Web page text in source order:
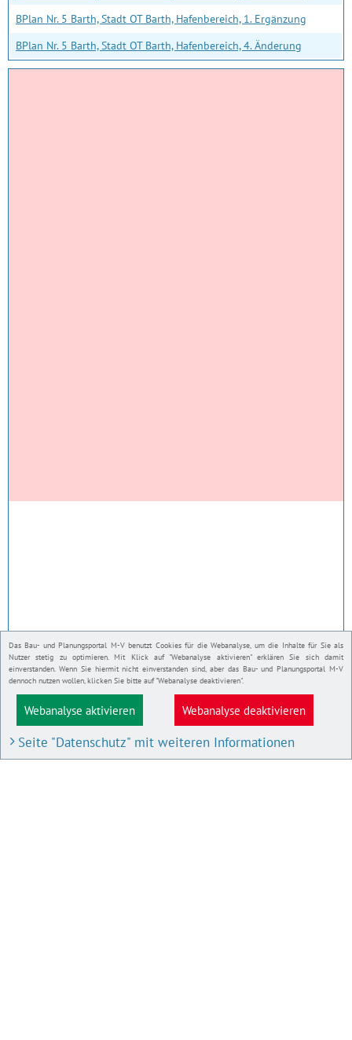
Das Bau- und Planungsportal M-V benutzt Cookies für die Webanalyse, um die Inhalte für Sie als
Nutzer stetig zu optimieren. Mit Klick auf "Webanalyse aktivieren" erklären Sie sich damit
einverstanden. Wenn Sie hiermit nicht einverstanden sind, aber das Bau- und Planungsportal M-V
dennoch nutzen wollen, klicken Sie bitte auf "Webanalyse deaktivieren".
Webanalyse aktivieren Webanalyse deaktivieren
Seite "Datenschutz" mit weiteren Informationen
BPlan Nr. 5 Barth, Stadt OT Barth, Hafenbereich, 1. Ergänzung
BPlan Nr. 5 Barth, Stadt OT Barth, Hafenbereich, 4. Änderung